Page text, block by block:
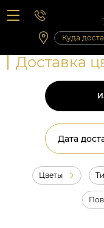
Вопросы-ответы
Сб 10:00 ‐ 14:00
Выходные и
Доставка
Дата
Цветы